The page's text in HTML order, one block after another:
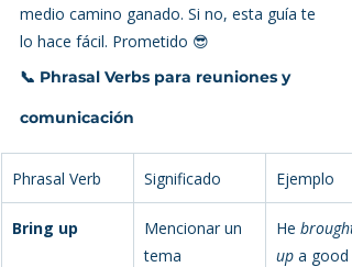
medio camino ganado. Si no, esta guía te
lo hace fácil. Prometido 😎
📞 Phrasal Verbs para reuniones y
comunicación
Phrasal Verb Significado Ejemplo
Bring up
Mencionar un
tema
He brought
up a good